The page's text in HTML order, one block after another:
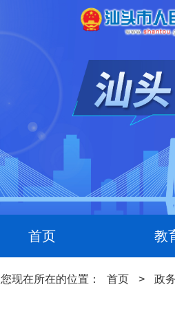
首页 教
您现在所在的位置： 首页 > 政